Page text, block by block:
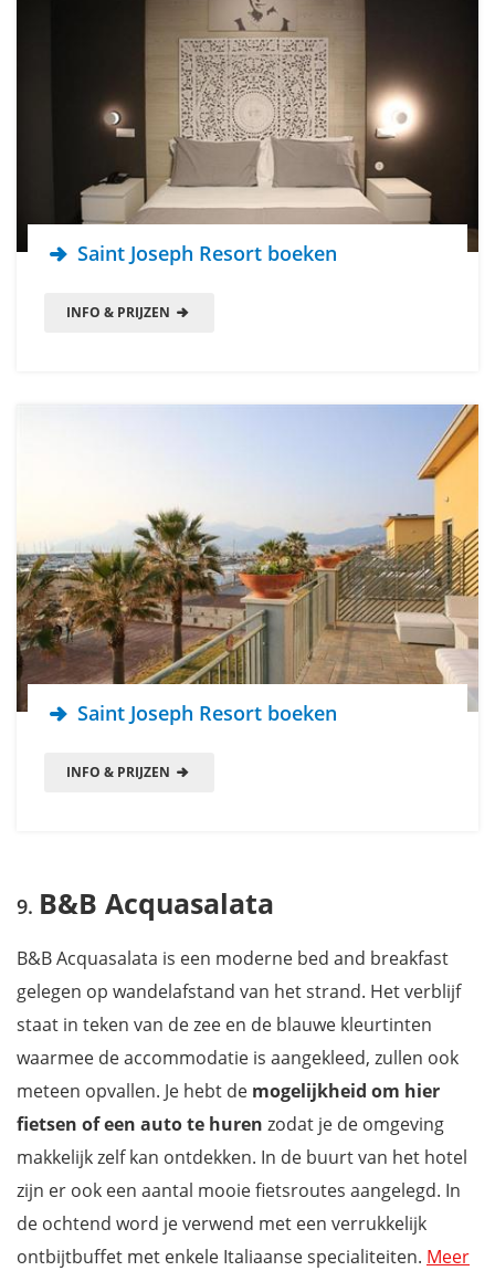
Saint Joseph Resort boeken
INFO & PRIJZEN
Saint Joseph Resort boeken
INFO & PRIJZEN
B&B Acquasalata
B&B Acquasalata is een moderne bed and breakfast
gelegen op wandelafstand van het strand. Het verblijf
staat in teken van de zee en de blauwe kleurtinten
waarmee de accommodatie is aangekleed, zullen ook
meteen opvallen. Je hebt de mogelijkheid om hier
fietsen of een auto te huren zodat je de omgeving
makkelijk zelf kan ontdekken. In de buurt van het hotel
zijn er ook een aantal mooie fietsroutes aangelegd. In
de ochtend word je verwend met een verrukkelijk
ontbijtbuffet met enkele Italiaanse specialiteiten. Meer